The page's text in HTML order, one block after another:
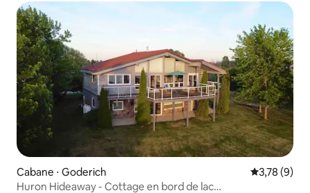
Cabane ⋅ Goderich Évaluation
3,78 (9)
Huron Hideaway - Cottage en bord de lac